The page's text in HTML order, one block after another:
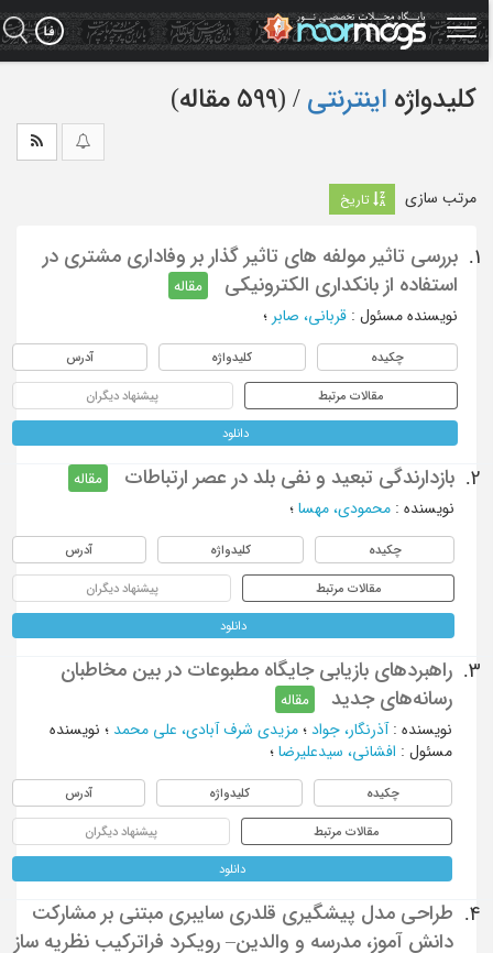
کلیدواژه اینترنتی ‏/ (599 مقاله)
مرتب سازی تاریخ
1.
بررسی تاثیر مولفه های تاثیر گذار بر وفاداری مشتری در
استفاده از بانکداری الکترونیکی
مقاله
نویسنده مسئول : قربانی، صابر؛
چکیده کلیدواژه آدرس
مقالات مرتبط پیشنهاد دیگران
دانلود
2. بازدارندگی تبعید و نفی بلد در عصر ارتباطات
مقاله
نویسنده: محمودی، مهسا؛
چکیده کلیدواژه آدرس
مقالات مرتبط پیشنهاد دیگران
دانلود
3.
راهبردهای بازیابی جایگاه مطبوعات در بین مخاطبان
رسانه‌های جدید
مقاله
نویسنده: آذرنگار، جواد؛ مزیدی شرف آبادی، علی محمد؛ نویسنده
مسئول : افشانی، سیدعلیرضا؛
چکیده کلیدواژه آدرس
مقالات مرتبط پیشنهاد دیگران
دانلود
4.
طراحی مدل پیشگیری قلدری سایبری مبتنی بر مشارکت
دانش آموز، مدرسه و والدین– رویکرد فراترکیب نظریه ساز